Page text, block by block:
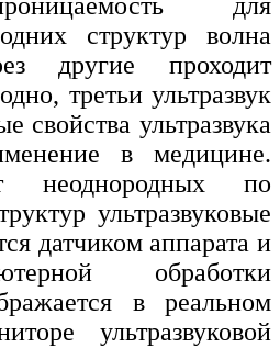
для
структур волна
другие проходит
третьи ультразвук
свойства ультразвука
в медицине.
неоднородных по
ультразвуковые
датчиком аппарата и
обработки
в реальном
ультразвуковой